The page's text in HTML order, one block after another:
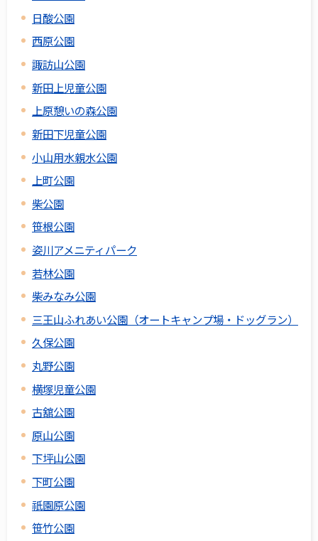
日酸公園
西原公園
諏訪山公園
新田上児童公園
上原憩いの森公園
新田下児童公園
小山用水親水公園
上町公園
柴公園
笹根公園
姿川アメニティパーク
若林公園
柴みなみ公園
三王山ふれあい公園（オートキャンプ場・ドッグラン）
久保公園
丸野公園
横塚児童公園
古舘公園
原山公園
下坪山公園
下町公園
祇園原公園
笹竹公園